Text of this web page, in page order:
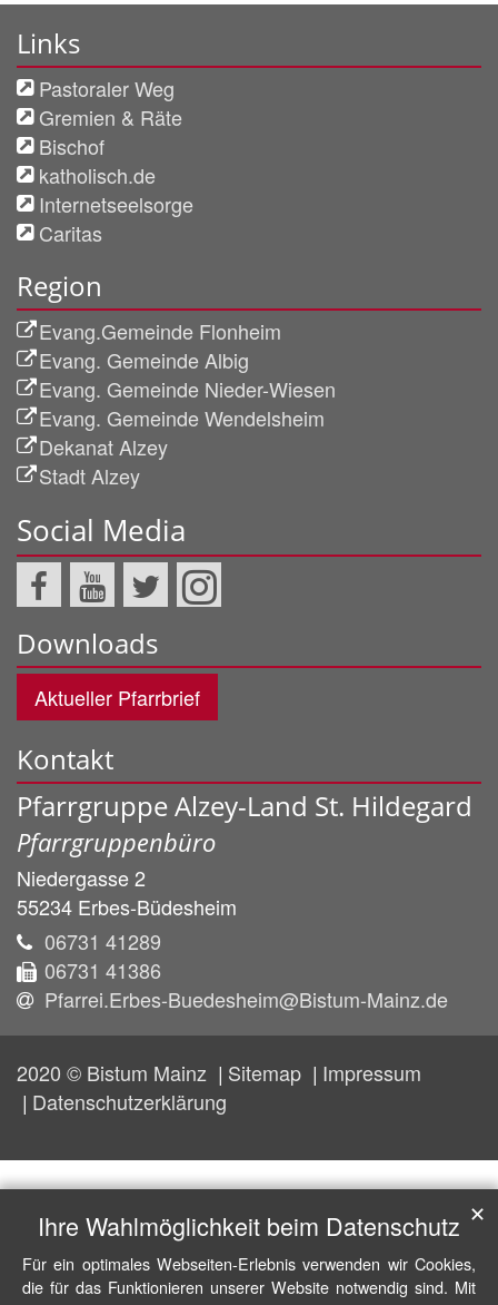
Links
Pastoraler Weg
Gremien & Räte
Bischof
katholisch.de
Internetseelsorge
Caritas
Region
Evang.Gemeinde Flonheim
Evang. Gemeinde Albig
Evang. Gemeinde Nieder-Wiesen
Evang. Gemeinde Wendelsheim
Dekanat Alzey
Stadt Alzey
Social Media
Downloads
Aktueller Pfarrbrief
Kontakt
Pfarrgruppe Alzey-Land St. Hildegard
Pfarrgruppenbüro
Niedergasse 2
55234 Erbes-Büdesheim
06731 41289
06731 41386
Pfarrei.Erbes-Buedesheim@Bistum-Mainz.de
2020 © Bistum Mainz Sitemap
Impressum
Datenschutzerklärung
Ihre Wahlmöglichkeit beim Datenschutz
Für ein optimales Webseiten-Erlebnis verwenden wir Cookies,
die für das Funktionieren unserer Website notwendig sind. Mit
✕